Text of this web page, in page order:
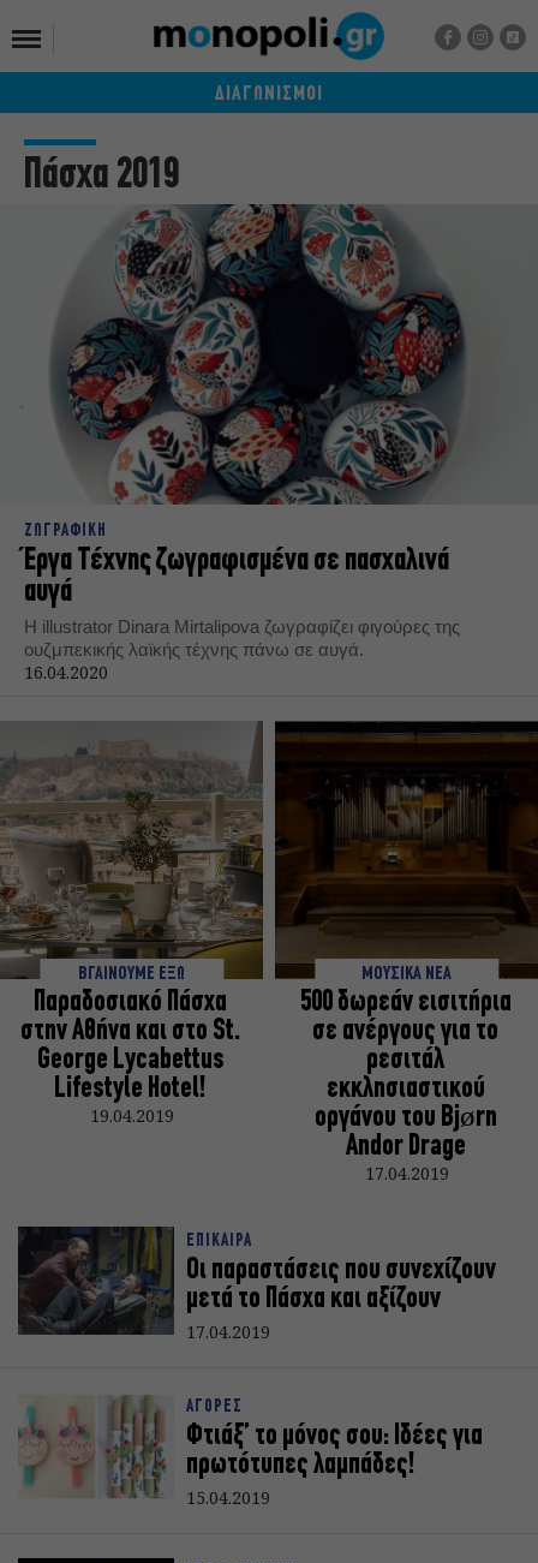
ΔΙΑΓΩΝΙΣΜΟΙ
Πάσχα 2019
ΖΩΓΡΑΦΙΚΗ
Έργα Τέχνης ζωγραφισμένα σε πασχαλινά
αυγά
Η illustrator Dinara Mirtalipova ζωγραφίζει φιγούρες της
ουζμπεκικής λαϊκής τέχνης πάνω σε αυγά.
16.04.2020
ΒΓΑΙΝΟΥΜΕ ΕΞΩ
Παραδοσιακό Πάσχα
στην Αθήνα και στο St.
George Lycabettus
Lifestyle Hotel!
19.04.2019
ΜΟΥΣΙΚΑ ΝΕΑ
500 δωρεάν εισιτήρια
σε ανέργους για το
ρεσιτάλ
εκκλησιαστικού
οργάνου του Bjørn
Andor Drage
17.04.2019
ΕΠΙΚΑΙΡΑ
Οι παραστάσεις που συνεχίζουν
μετά το Πάσχα και αξίζουν
17.04.2019
ΑΓΟΡΕΣ
Φτιάξ’ το μόνος σου: Ιδέες για
πρωτότυπες λαμπάδες!
15.04.2019